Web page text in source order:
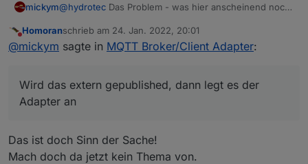
mickym@hydrotec Das Problem - was hier anscheinend noch
Ich bin mal ein Geräte und kommunizieren mit meinem
mqtt-Broker (egal ob der Adapter als Client oder
test/state1/state2 mit dem Wert 45678
Nicht stören
Homoranschrieb am 24. Jan. 2022, 20:01
zuletzt editiert von
@mickym sagte in MQTT Broker/Client Adapter:
Wird das extern gepublished, dann legt es der
Adapter an
Das ist doch Sinn der Sache!
Mach doch da jetzt kein Thema von.